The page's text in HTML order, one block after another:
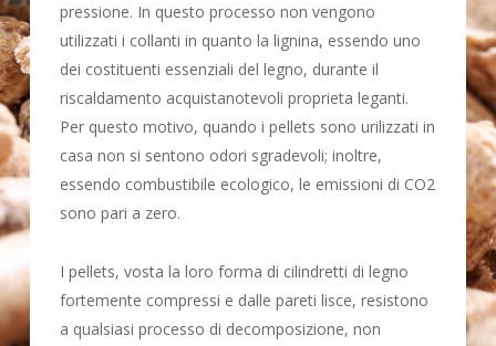
pressione. In questo processo non vengono
utilizzati i collanti in quanto la lignina, essendo uno
dei costituenti essenziali del legno, durante il
riscaldamento acquistanotevoli proprieta leganti.
Per questo motivo, quando i pellets sono urilizzati in
casa non si sentono odori sgradevoli; inoltre,
essendo combustibile ecologico, le emissioni di CO2
sono pari a zero.
I pellets, vosta la loro forma di cilindretti di legno
fortemente compressi e dalle pareti lisce, resistono
a qualsiasi processo di decomposizione, non